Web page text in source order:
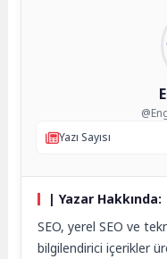
Yazı Sayısı
| Yazar Hakkında:
SEO, yerel SEO ve
bilgilendirici içerikler